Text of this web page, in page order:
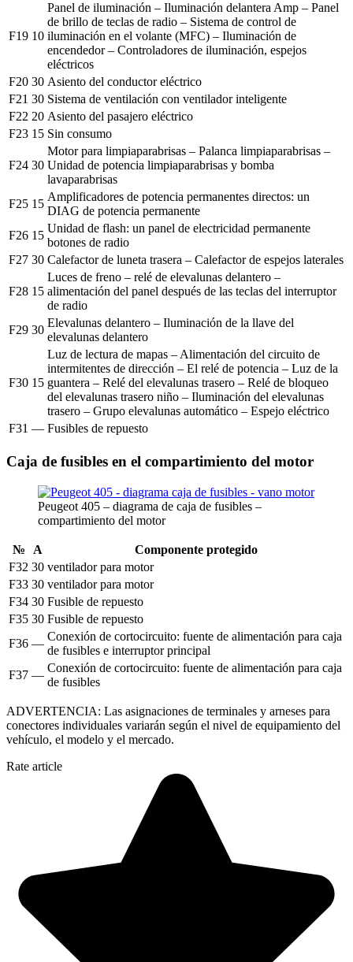
F19 10
Panel de iluminación – Iluminación delantera Amp – Panel
de brillo de teclas de radio – Sistema de control de
iluminación en el volante (MFC) – Iluminación de
encendedor – Controladores de iluminación, espejos
eléctricos
F20 30 Asiento del conductor eléctrico
F21 30 Sistema de ventilación con ventilador inteligente
F22 20 Asiento del pasajero eléctrico
F23 15 Sin consumo
F24 30
Motor para limpiaparabrisas – Palanca limpiaparabrisas –
Unidad de potencia limpiaparabrisas y bomba
lavaparabrisas
F25 15
Amplificadores de potencia permanentes directos: un
DIAG de potencia permanente
F26 15
Unidad de flash: un panel de electricidad permanente
botones de radio
F27 30 Calefactor de luneta trasera – Calefactor de espejos laterales
F28 15
Luces de freno – relé de elevalunas delantero –
alimentación del panel después de las teclas del interruptor
de radio
F29 30
Elevalunas delantero – Iluminación de la llave del
elevalunas delantero
F30 15
Luz de lectura de mapas – Alimentación del circuito de
intermitentes de dirección – El relé de potencia – Luz de la
guantera – Relé del elevalunas trasero – Relé de bloqueo
del elevalunas trasero niño – Iluminación del elevalunas
trasero – Grupo elevalunas automático – Espejo eléctrico
F31 — Fusibles de repuesto
Caja de fusibles en el compartimiento del motor
Peugeot 405 – diagrama de caja de fusibles –
compartimiento del motor
№ A
Componente protegido
F32 30 ventilador para motor
F33 30 ventilador para motor
F34 30 Fusible de repuesto
F35 30 Fusible de repuesto
F36 —
Conexión de cortocircuito: fuente de alimentación para caja
de fusibles e interruptor principal
F37 —
Conexión de cortocircuito: fuente de alimentación para caja
de fusibles
ADVERTENCIA: Las asignaciones de terminales y arneses para
conectores individuales variarán según el nivel de equipamiento del
vehículo, el modelo y el mercado.
Rate article